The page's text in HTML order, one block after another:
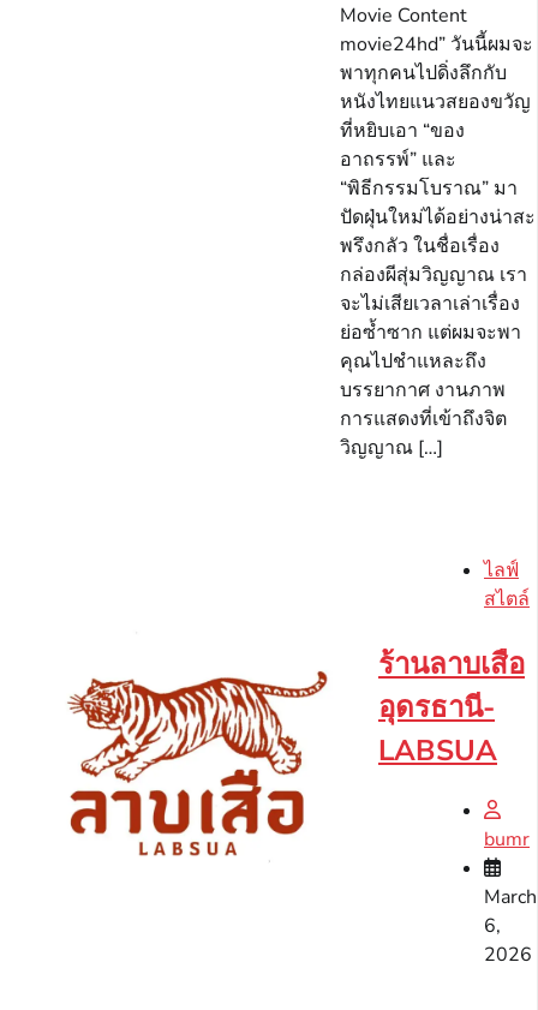
Movie Content
movie24hd” วันนี้ผมจะ
พาทุกคนไปดิ่งลึกกับ
หนังไทยแนวสยองขวัญ
ที่หยิบเอา “ของ
อาถรรพ์” และ
“พิธีกรรมโบราณ” มา
ปัดฝุ่นใหม่ได้อย่างน่าสะ
พรึงกลัว ในชื่อเรื่อง
กล่องผีสุ่มวิญญาณ เรา
จะไม่เสียเวลาเล่าเรื่อง
ย่อซ้ำซาก แต่ผมจะพา
คุณไปชำแหละถึง
บรรยากาศ งานภาพ
การแสดงที่เข้าถึงจิต
วิญญาณ […]
ไลฟ์
สไตล์
ร้านลาบเสือ
อุดรธานี-
LABSUA
bumr
March
6,
2026